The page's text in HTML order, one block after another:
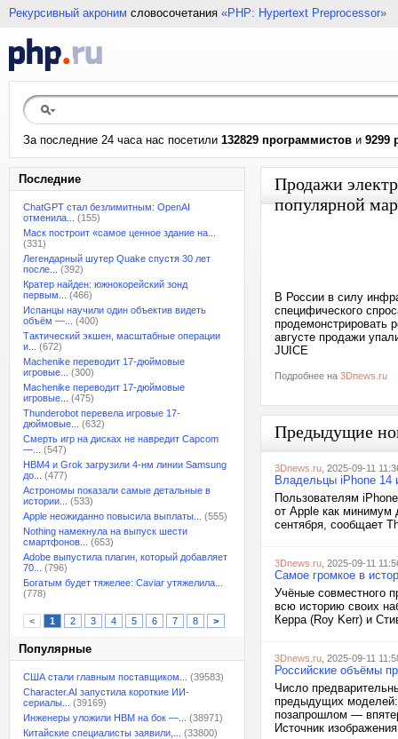
Рекурсивный акроним словосочетания «PHP: Hypertext Preprocessor»
За последние 24 часа нас посетили 132829 программистов и 9299
Последние
ChatGPT стал безлимитным: OpenAI
отменила...
(155)
Маск построит «самое ценное здание на...
(331)
Легендарный шутер Quake спустя 30 лет
после...
(392)
Кратер найден: южнокорейский зонд
первым...
(466)
Испанцы научили один объектив видеть
объём —...
(400)
Тактический экшен, масштабные операции
и...
(672)
Machenike переводит 17-дюймовые
игровые...
(300)
Machenike переводит 17-дюймовые
игровые...
(475)
Thunderobot перевела игровые 17-
дюймовые...
(632)
Смерть игр на дисках не навредит Capcom
—...
(547)
HBM4 и Grok загрузили 4-нм линии Samsung
до...
(477)
Астрономы показали самые детальные в
истории...
(533)
Apple неожиданно повысила выплаты...
(555)
Nothing намекнула на выпуск шести
смартфонов...
(653)
Adobe выпустила плагин, который добавляет
70...
(796)
Богатым будет тяжелее: Caviar утяжелила...
(778)
< 1 2 3 4 5 6 7 8 >
Популярные
США стали главным поставщиком...
(39583)
Character.AI запустила короткие ИИ-
сериалы...
(39169)
Инженеры уложили HBM на бок —...
(38971)
Китайские специалисты заявили,...
(33800)
Продажи
популярной
В России в силу
специфического
продемонстрировать
августе продажи
JUICE
Подробнее на 3Dnews.ru
Предыдущие
3Dnews.ru , 2025-09-11
Владельцы iPhone 14
Пользователям
от Apple как минимум
сентября, сообщает
3Dnews.ru , 2025-09-11
Самое громкое в
Учёные совместного
всю историю своих
Керра (Roy Kerr) и
3Dnews.ru , 2025-09-11
Российские объёмы
Число
предыдущих моделей:
позапрошлом —
Источник